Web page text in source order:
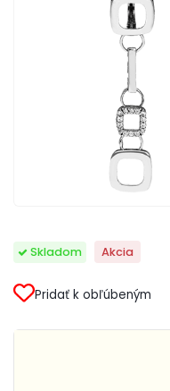
Skladom Akcia
Pridať k obľúbeným